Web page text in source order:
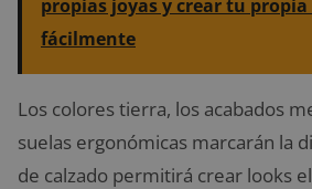
propias joyas y crear tu propia
fácilmente
Los colores tierra, los acabados
suelas ergonómicas marcarán la
de calzado permitirá crear looks